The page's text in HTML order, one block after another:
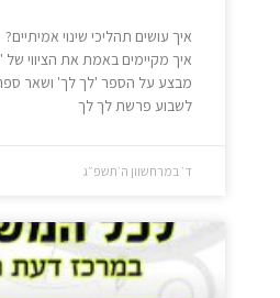
איך עושים תהליכי שינוי אמיתיים?
איך מקיימים באמת את הציווי של
מבצע על הספר 'לך לך' ושאר
לשבוע פרשת לך לך
ד׳ במרחשוון ה׳תשפ״ג